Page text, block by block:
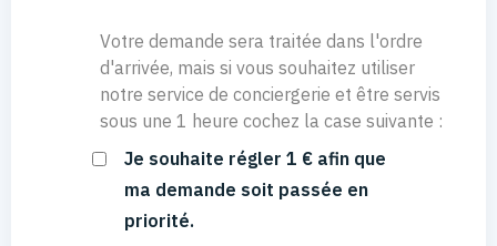
Votre demande sera traitée dans l'ordre
d'arrivée, mais si vous souhaitez utiliser
notre service de conciergerie et être servis
sous une 1 heure cochez la case suivante :
Je souhaite régler 1 € afin que
ma demande soit passée en
priorité.